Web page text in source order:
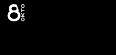
Zum
Inhalt
springen